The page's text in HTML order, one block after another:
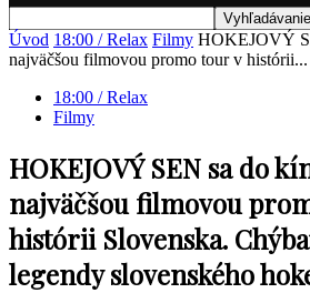
Úvod 18:00 / Relax Filmy HOKEJOVÝ
najväčšou filmovou promo tour v histórii...
18:00 / Relax
Filmy
HOKEJOVÝ SEN sa do
najväčšou filmovou
histórii Slovenska.
legendy slovenského